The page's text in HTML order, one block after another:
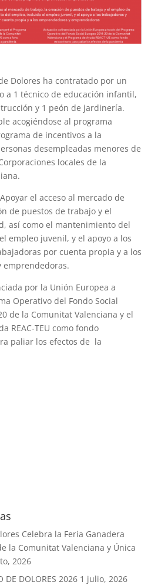
Dolores ha contratado por un
a 1 técnico de educación infantil,
y 1 peón de jardinería.
acogiéndose al programa
de incentivos a la
desempleadas menores de
locales de la
Apoyar el acceso al mercado de
de puestos de trabajo y el
así como el mantenimiento del
empleo juvenil, y el apoyo a los
por cuenta propia y a los
emprendedoras.
por la Unión Europea a
Operativo del Fondo Social
de la Comunitat Valenciana y el
REAC-TEU como fondo
paliar los efectos de la
Celebra la Feria Ganadera
la Comunitat Valenciana y Única
2026
DE DOLORES 2026 1 julio, 2026